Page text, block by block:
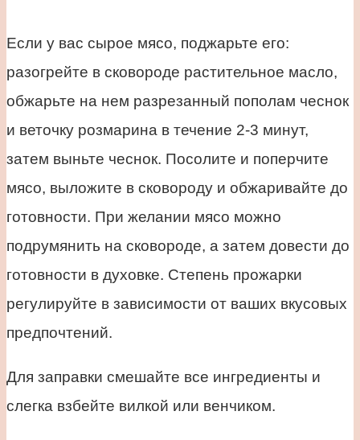
Если у вас сырое мясо, поджарьте его:
разогрейте в сковороде растительное масло,
обжарьте на нем разрезанный пополам чеснок
и веточку розмарина в течение 2-3 минут,
затем выньте чеснок. Посолите и поперчите
мясо, выложите в сковороду и обжаривайте до
готовности. При желании мясо можно
подрумянить на сковороде, а затем довести до
готовности в духовке. Степень прожарки
регулируйте в зависимости от ваших вкусовых
предпочтений.
Для заправки смешайте все ингредиенты и
слегка взбейте вилкой или венчиком.